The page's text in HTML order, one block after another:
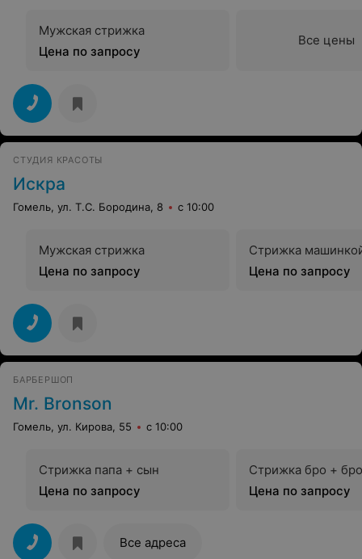
Мужская стрижка
Цена по запросу
Все цены
СТУДИЯ КРАСОТЫ
Искра
Гомель, ул. Т.С. Бородина, 8 с 10:00
Мужская стрижка
Цена по запросу
Стрижка
Цена по запросу
БАРБЕРШОП
Mr. Bronson
Гомель, ул. Кирова, 55 с 10:00
Стрижка папа + сын
Цена по запросу
Стрижка бро + бро
Цена по запросу
Все адреса